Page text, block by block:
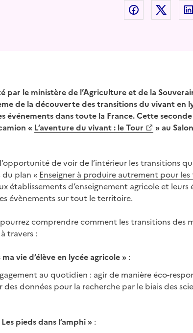
Partager sur
par le ministère de l’Agriculture et de la
de la découverte des transitions du vivant en
événements dans toute la France. Cette
« L’aventure du vivant : le Tour
» au
de voir de l’intérieur les transitions
du plan « Enseigner à produire autrement pour
établissements d’enseignement agricole et leurs
évènements sur tout le territoire.
comprendre comment les transitions des
travers :
vie d’élève en lycée agricole » :
au quotidien : agir de manière éco-
données pour la recherche par le biais des
pieds dans l’amphi » :